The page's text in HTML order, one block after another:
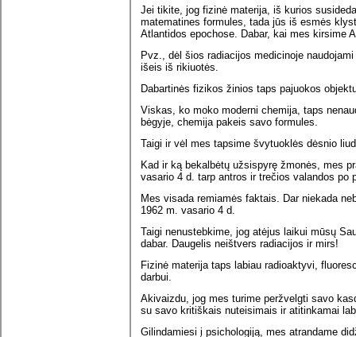
Jei tikite, jog fizinė materija, iš kurios
matematines formules, tada jūs iš esmės
Atlantidos epochose. Dabar, kai mes kirsime
Pvz., dėl šios radiacijos medicinoje
išeis iš rikiuotės.
Dabartinės fizikos žinios taps pajuokos
Viskas, ko moko moderni chemija, taps
bėgyje, chemija pakeis savo formules.
Taigi ir vėl mes tapsime švytuoklės dėsnio
Kad ir ką bekalbėtų užsispyrę žmonės, mes
vasario 4 d. tarp antros ir trečios valandos po
Mes visada remiamės faktais. Dar niekada
1962 m. vasario 4 d.
Taigi nenustebkime, jog atėjus laikui mūsų
dabar. Daugelis neištvers radiacijos ir mirs!
Fizinė materija taps labiau radioaktyvi,
darbui.
Akivaizdu, jog mes turime peržvelgti savo
su savo kritiškais nuteisimais ir atitinkamai
Gilindamiesi į psichologiją, mes atrandame